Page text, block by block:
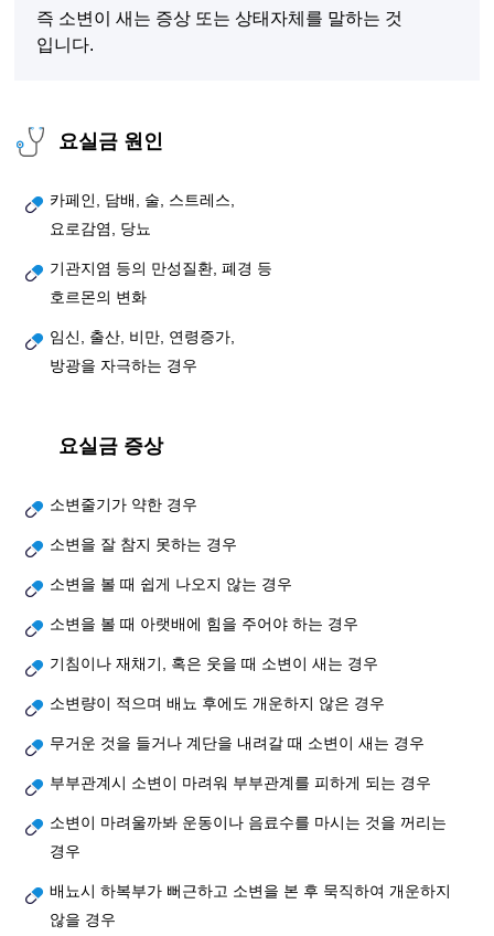
즉 소변이 새는 증상 또는 상태자체를 말하는 것
입니다.
요실금 원인
카페인, 담배, 술, 스트레스,
요로감염, 당뇨
기관지염 등의 만성질환, 폐경 등
호르몬의 변화
임신, 출산, 비만, 연령증가,
방광을 자극하는 경우
요실금 증상
소변줄기가 약한 경우
소변을 잘 참지 못하는 경우
소변을 볼 때 쉽게 나오지 않는 경우
소변을 볼 때 아랫배에 힘을 주어야 하는 경우
기침이나 재채기, 혹은 웃을 때 소변이 새는 경우
소변량이 적으며 배뇨 후에도 개운하지 않은 경우
무거운 것을 들거나 계단을 내려갈 때 소변이 새는 경우
부부관계시 소변이 마려워 부부관계를 피하게 되는 경우
소변이 마려울까봐 운동이나 음료수를 마시는 것을 꺼리는
경우
배뇨시 하복부가 뻐근하고 소변을 본 후 묵직하여 개운하지
않을 경우